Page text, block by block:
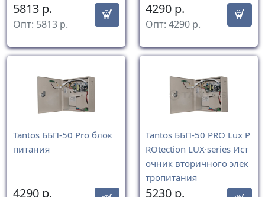
5813 р.
Опт: 5813 р.
4290 р.
Опт: 4290 р.
Tantos ББП-50 Pro блок
питания
4290 р.
Tantos ББП-50 PRO Lux P
ROtection LUX∙series Ист
очник вторичного элек
тропитания
5230 р.